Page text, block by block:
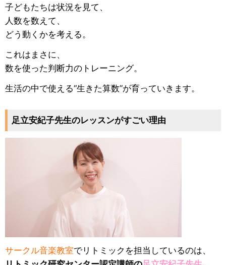
子どもたちは状況を見て、
人数を数えて、
どう動くかを考える。
これはまさに、
数を使った判断力のトレーニング。
生活の中で使える“生きた算数”が育っていきます。
足立安紀子先生のレッスンがすごい理由
サークル音楽教室でリトミックを担当しているのは、